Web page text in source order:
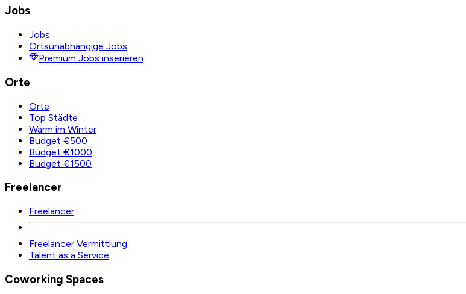
Jobs
Jobs
Ortsunabhängige Jobs
Premium Jobs inserieren
Orte
Orte
Top Städte
Warm im Winter
Budget €500
Budget €1000
Budget €1500
Freelancer
Freelancer
Freelancer Vermittlung
Talent as a Service
Coworking Spaces